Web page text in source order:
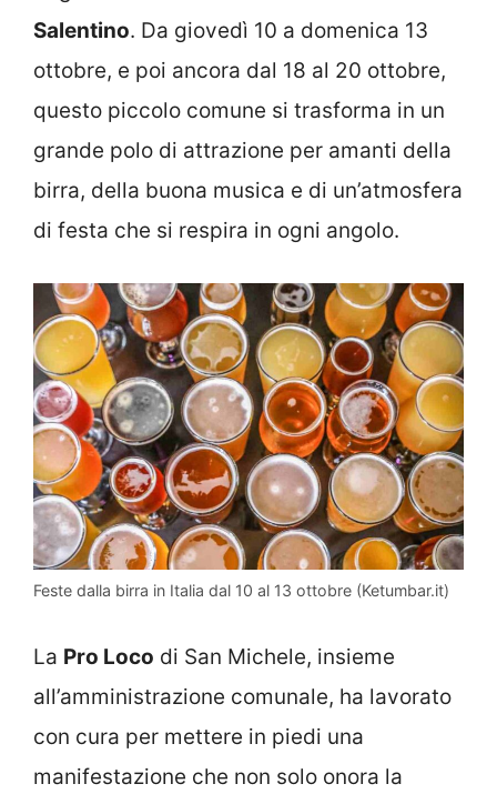
Salentino. Da giovedì 10 a domenica 13
ottobre, e poi ancora dal 18 al 20 ottobre,
questo piccolo comune si trasforma in un
grande polo di attrazione per amanti della
birra, della buona musica e di un’atmosfera
di festa che si respira in ogni angolo.
Feste dalla birra in Italia dal 10 al 13 ottobre (Ketumbar.it)
La Pro Loco di San Michele, insieme
all’amministrazione comunale, ha lavorato
con cura per mettere in piedi una
manifestazione che non solo onora la